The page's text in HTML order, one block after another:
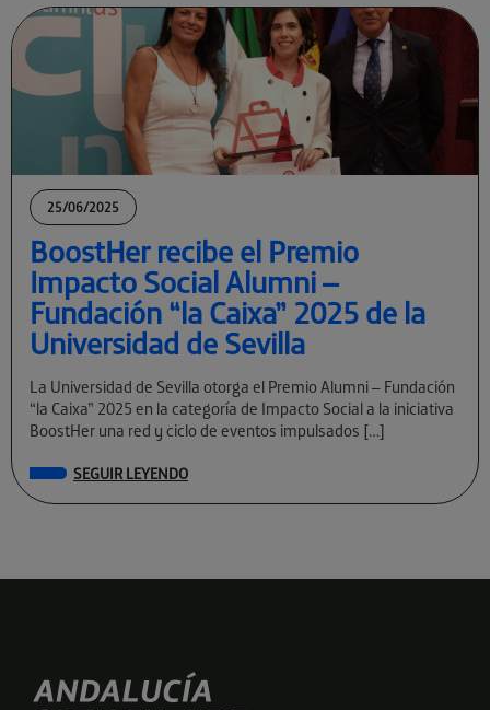
25/06/2025
BoostHer recibe el Premio
Impacto Social Alumni –
Fundación “la Caixa” 2025 de la
Universidad de Sevilla
La Universidad de Sevilla otorga el Premio Alumni – Fundación
“la Caixa” 2025 en la categoría de Impacto Social a la iniciativa
BoostHer una red y ciclo de eventos impulsados […]
SEGUIR LEYENDO